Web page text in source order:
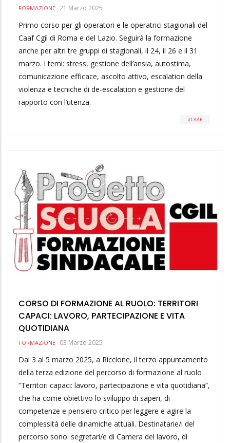
FORMAZIONE 21 Marzo 2025
Primo corso per gli operatori e le operatrici stagionali del
Caaf Cgil di Roma e del Lazio. Seguirà la formazione
anche per altri tre gruppi di stagionali, il 24, il 26 e il 31
marzo. I temi: stress, gestione dell’ansia, autostima,
comunicazione efficace, ascolto attivo, escalation della
violenza e tecniche di de-escalation e gestione del
rapporto con l’utenza.
CAAF
CORSO DI FORMAZIONE AL RUOLO: TERRITORI
CAPACI: LAVORO, PARTECIPAZIONE E VITA
QUOTIDIANA
FORMAZIONE 03 Marzo 2025
Dal 3 al 5 marzo 2025, a Riccione, il terzo appuntamento
della terza edizione del percorso di formazione al ruolo
“Territori capaci: lavoro, partecipazione e vita quotidiana”,
che ha come obiettivo lo sviluppo di saperi, di
competenze e pensiero critico per leggere e agire la
complessità delle dinamiche attuali. Destinatarie/i del
percorso sono: segretari/e di Camera del lavoro, di